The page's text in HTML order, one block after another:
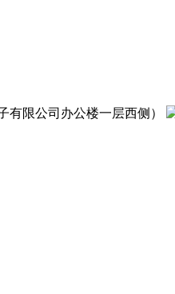
限公司办公楼一层西侧）